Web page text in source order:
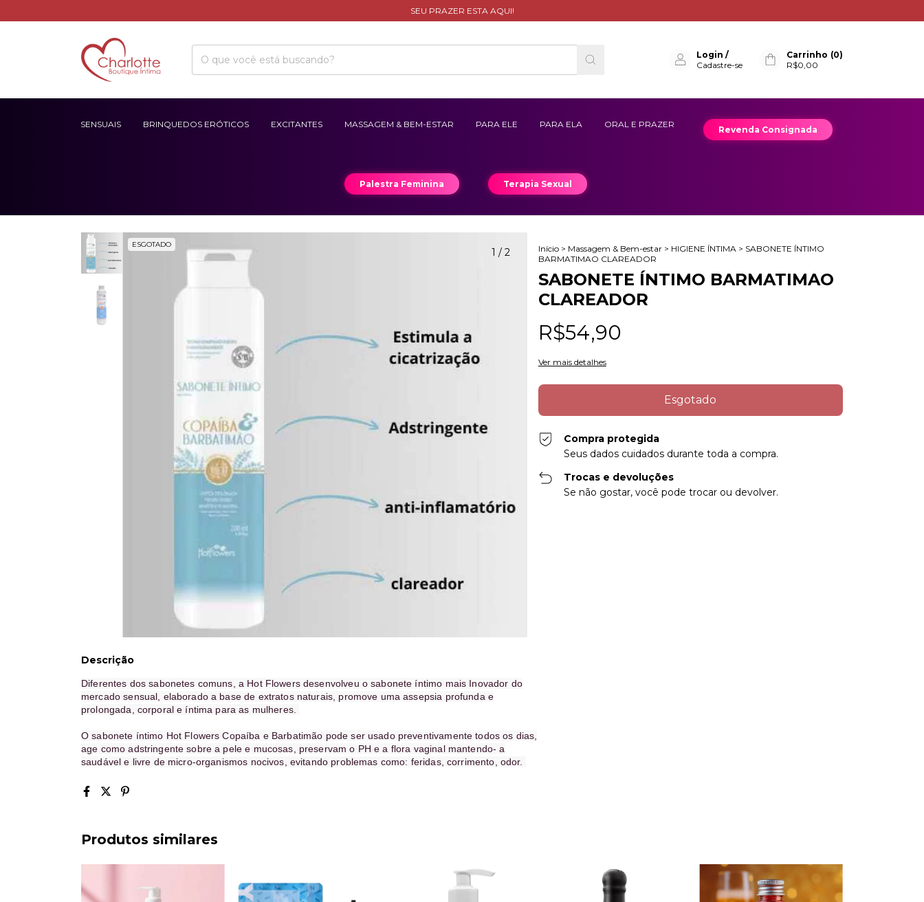
SEU PRAZER ESTA AQUI!
Login /
Cadastre-se
Carrinho (0)
R$0,00
SENSUAIS BRINQUEDOS ERÓTICOS EXCITANTES MASSAGEM & BEM-ESTAR PARA ELE PARA ELA ORAL E PRAZER
Revenda Consignada
Palestra Feminina Terapia Sexual
ESGOTADO
1 / 2 Início > Massagem & Bem-estar > HIGIENE ÍNTIMA > SABONETE ÍNTIMO
BARMATIMAO CLAREADOR
SABONETE ÍNTIMO BARMATIMAO
CLAREADOR
R$54,90
Ver mais detalhes
Compra protegida
Seus dados cuidados durante toda a compra.
Trocas e devoluções
Se não gostar, você pode trocar ou devolver.
Descrição
Diferentes dos sabonetes comuns, a Hot Flowers desenvolveu o sabonete íntimo mais Inovador do
mercado sensual, elaborado a base de extratos naturais, promove uma assepsia profunda e
prolongada, corporal e íntima para as mulheres.
O sabonete íntimo Hot Flowers Copaíba e Barbatimão pode ser usado preventivamente todos os dias,
age como adstringente sobre a pele e mucosas, preservam o PH e a flora vaginal mantendo- a
saudável e livre de micro-organismos nocivos, evitando problemas como: feridas, corrimento, odor.
Produtos similares